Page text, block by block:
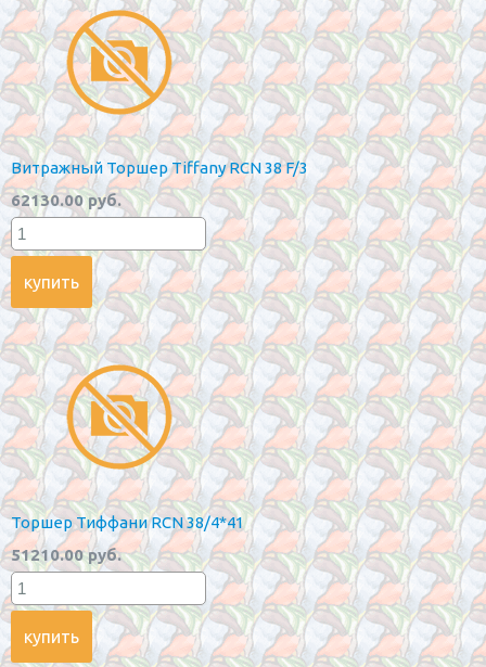
Витражный Торшер Tiffany RCN 38 F/3
62130.00 руб.
Торшер Тиффани RCN 38/4*41
51210.00 руб.